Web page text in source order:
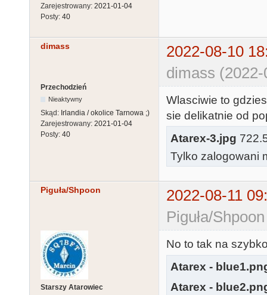
Zarejestrowany: 2021-01-04
Posty: 40
dimass
2022-08-10
dimass
Przechodzień
Nieaktywny
Skąd: Irlandia / okolice Tarnowa ;)
Zarejestrowany: 2021-01-04
Posty: 40
Wlasciwie to
sie delikatnie od
Atarex-3.jpg
Tylko zalogowani
Piguła/Shpoon
2022-08-11
Piguła/
Starszy Atarowiec
No to tak na
Atarex -
Atarex -